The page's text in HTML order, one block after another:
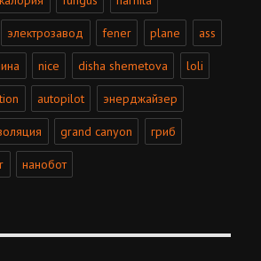
электрозавод fener plane ass
nice disha shemetova loli
autopilot энерджайзер
grand canyon гриб
нанобот